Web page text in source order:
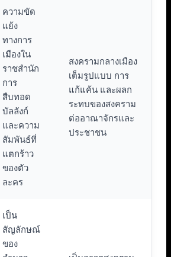
ความขัด
แย้ง
ทางการ
เมืองใน
ราชสำนัก
การ
สืบทอด
บัลลังก์
และความ
สัมพันธ์ที่
แตกร้าว
ของตัว
ละคร
สงครามกลางเมือง
เต็มรูปแบบ การ
แก้แค้น และผลก
ระทบของสงคราม
ต่ออาณาจักรและ
ประชาชน
เป็น
สัญลักษณ์
ของ